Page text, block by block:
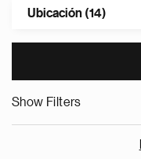
Ubicación (14)
Show Filters